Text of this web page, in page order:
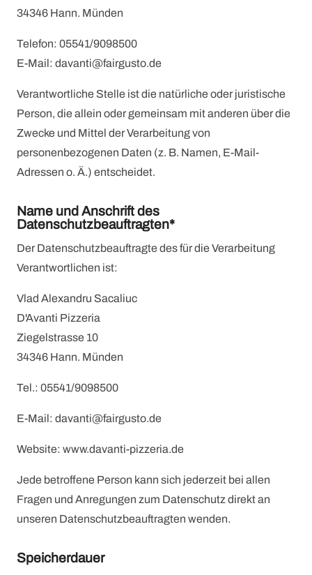
34346 Hann. Münden
Telefon: 05541/9098500
E-Mail: davanti@fairgusto.de
Verantwortliche Stelle ist die natürliche oder juristische
Person, die allein oder gemeinsam mit anderen über die
Zwecke und Mittel der Verarbeitung von
personenbezogenen Daten (z. B. Namen, E-Mail-
Adressen o. Ä.) entscheidet.
Name und Anschrift des
Datenschutzbeauftragten*
Der Datenschutzbeauftragte des für die Verarbeitung
Verantwortlichen ist:
Vlad Alexandru Sacaliuc
D'Avanti Pizzeria
Ziegelstrasse 10
34346 Hann. Münden
Tel.: 05541/9098500
E-Mail: davanti@fairgusto.de
Website: www.davanti-pizzeria.de
Jede betroffene Person kann sich jederzeit bei allen
Fragen und Anregungen zum Datenschutz direkt an
unseren Datenschutzbeauftragten wenden.
Speicherdauer